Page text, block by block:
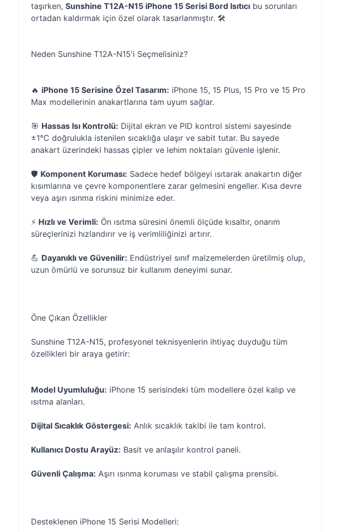
taşırken, Sunshine T12A-N15 iPhone 15 Serisi Bord Isıtıcı bu sorunları
ortadan kaldırmak için özel olarak tasarlanmıştır. 🛠️
Neden Sunshine T12A-N15'i Seçmelisiniz?
🔥 iPhone 15 Serisine Özel Tasarım: iPhone 15, 15 Plus, 15 Pro ve 15 Pro
Max modellerinin anakartlarına tam uyum sağlar.
🎯 Hassas Isı Kontrolü: Dijital ekran ve PID kontrol sistemi sayesinde
±1°C doğrulukla istenilen sıcaklığa ulaşır ve sabit tutar. Bu sayede
anakart üzerindeki hassas çipler ve lehim noktaları güvenle işlenir.
🛡️ Komponent Koruması: Sadece hedef bölgeyi ısıtarak anakartın diğer
kısımlarına ve çevre komponentlere zarar gelmesini engeller. Kısa devre
veya aşırı ısınma riskini minimize eder.
⚡ Hızlı ve Verimli: Ön ısıtma süresini önemli ölçüde kısaltır, onarım
süreçlerinizi hızlandırır ve iş verimliliğinizi artırır.
💪 Dayanıklı ve Güvenilir: Endüstriyel sınıf malzemelerden üretilmiş olup,
uzun ömürlü ve sorunsuz bir kullanım deneyimi sunar.
Öne Çıkan Özellikler
Sunshine T12A-N15, profesyonel teknisyenlerin ihtiyaç duyduğu tüm
özellikleri bir araya getirir:
Model Uyumluluğu: iPhone 15 serisindeki tüm modellere özel kalıp ve
ısıtma alanları.
Dijital Sıcaklık Göstergesi: Anlık sıcaklık takibi ile tam kontrol.
Kullanıcı Dostu Arayüz: Basit ve anlaşılır kontrol paneli.
Güvenli Çalışma: Aşırı ısınma koruması ve stabil çalışma prensibi.
Desteklenen iPhone 15 Serisi Modelleri: